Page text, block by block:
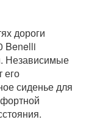
дороги
Benelli
Независимые
его
сиденье для